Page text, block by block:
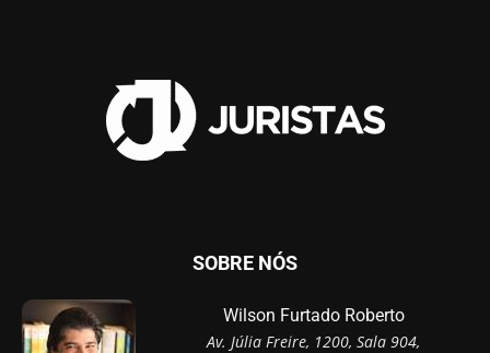
SOBRE NÓS
Wilson Furtado Roberto
Av. Júlia Freire, 1200, Sala 904,